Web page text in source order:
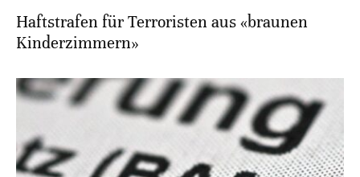
Haftstrafen für Terroristen aus «braunen
Kinderzimmern»